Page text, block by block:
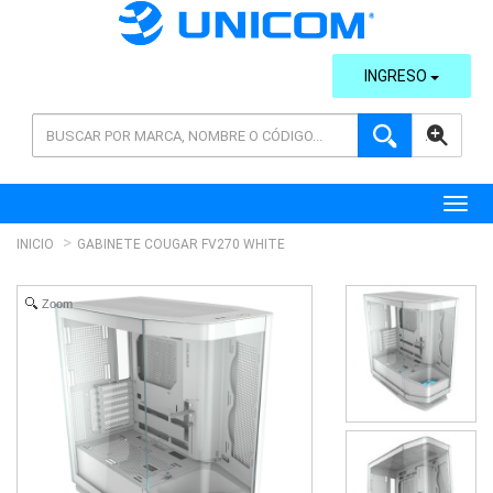
AVANZADA
INGRESO
INICIO GABINETE COUGAR FV270 WHITE
Zoom